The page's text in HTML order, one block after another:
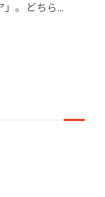
。どちら...